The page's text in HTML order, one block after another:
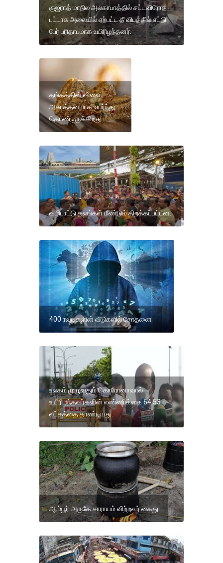
குஜராத் மாநில அலகாபாத்தில் சட்டவிரோத
பட்டாசு அலையில் ஏற்பட்ட தீ விபத்தில் எட்டு
பேர் பரிதாபமாக உயிரிழந்தனர்.
தங்கத்தின் விலை
அசுரத்தனமாக உயர்ந்து
கொண்டிருக்கிறது
வழிபாட்டு தலங்கள் மீண்டும் திறக்கப்பட்டன.
400 ரவுடிகளின் வீடுகளில் சோதனை
உலகம் முழுவதும் கொரோனாவால்
உயிரிழந்தவர்களின் எண்ணிக்கை 64.53
லட்சத்தை தாண்டியது.
ஆம்பூர் அருகே சாராயம் விற்றவர் கைது